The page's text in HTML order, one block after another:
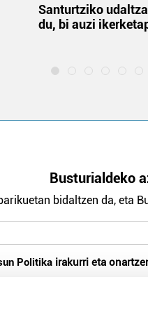
Santurtziko
du, bi auzi
Busturialdeko
bidaltzen da, eta
Politika irakurri eta